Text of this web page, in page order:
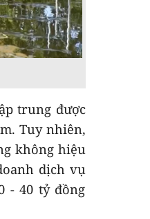
trung được
Tuy nhiên,
không hiệu
dịch vụ
- 40 tỷ đồng